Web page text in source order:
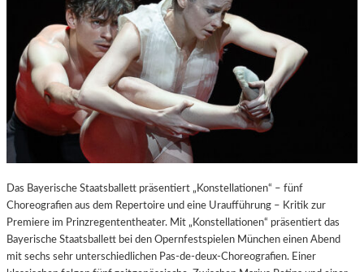
Das Bayerische Staatsballett präsentiert „Konstellationen“ – fünf
Choreografien aus dem Repertoire und eine Uraufführung – Kritik zur
Premiere im Prinzregententheater. Mit „Konstellationen“ präsentiert das
Bayerische Staatsballett bei den Opernfestspielen München einen Abend
mit sechs sehr unterschiedlichen Pas-de-deux-Choreografien. Einer